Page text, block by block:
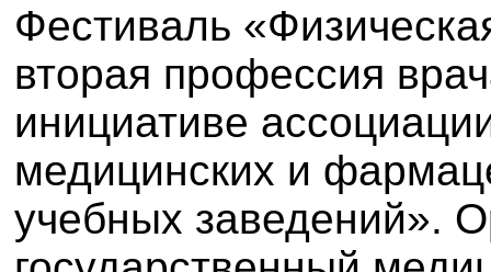
Фестиваль
вторая профессия
инициативе
медицинских и
учебных заведений».